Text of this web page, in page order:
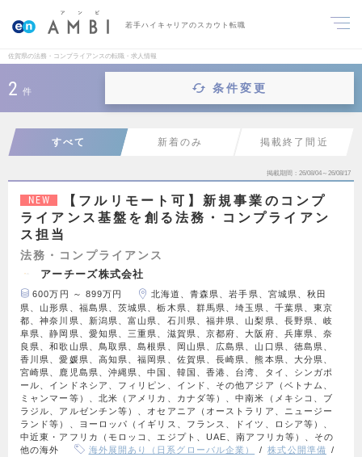
若手ハイキャリアのスカウト転職
佐賀県の法務・コンプライアンスの転職・求人情報
2 件 条件変更
すべて 新着のみ 掲載終了間近
掲載期間 26/08/04～26/08/17
NEW
【フルリモート可】新規事業のコンプ
ライアンス基盤を創る法務・コンプライアン
ス担当
法務・コンプライアンス
アーチーズ株式会社
600万円 ～ 899万円
北海道、青森県、岩手県、宮城県、秋田
県、山形県、福島県、茨城県、栃木県、群馬県、埼玉県、千葉県、東京
都、神奈川県、新潟県、富山県、石川県、福井県、山梨県、長野県、岐
阜県、静岡県、愛知県、三重県、滋賀県、京都府、大阪府、兵庫県、奈
良県、和歌山県、鳥取県、島根県、岡山県、広島県、山口県、徳島県、
香川県、愛媛県、高知県、福岡県、佐賀県、長崎県、熊本県、大分県、
宮崎県、鹿児島県、沖縄県、中国、韓国、香港、台湾、タイ、シンガポ
ール、インドネシア、フィリピン、インド、その他アジア（ベトナム、
ミャンマー等）、北米（アメリカ、カナダ等）、中南米（メキシコ、ブ
ラジル、アルゼンチン等）、オセアニア（オーストラリア、ニュージー
ランド等）、ヨーロッパ（イギリス、フランス、ドイツ、ロシア等）、
中近東・アフリカ（モロッコ、エジプト、UAE、南アフリカ等）、その
他の海外
海外展開あり（日系グローバル企業）
株式公開準備